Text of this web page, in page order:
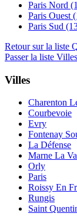
Paris Nord
Paris Ouest
Paris Sud
Retour sur la liste
Passer la liste Villes
Villes
Charenton
Courbevoie
Evry
Fontenay
La Défense
Marne La
Orly
Paris
Roissy En
Rungis
Saint